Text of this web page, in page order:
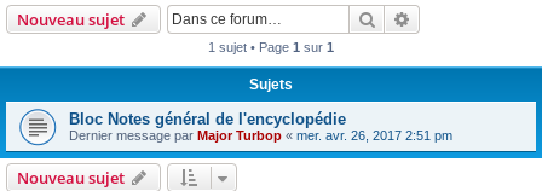
Nouveau sujet Rechercher
1 sujet • Page 1 sur 1
Sujets
Bloc Notes général de l'encyclopédie
Dernier message par Major Turbop « mer. avr. 26, 2017 2:51 pm
Nouveau sujet